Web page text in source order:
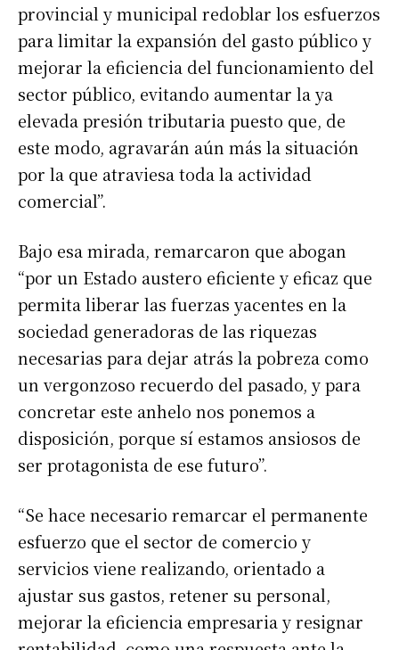
provincial y municipal redoblar los esfuerzos
para limitar la expansión del gasto público y
mejorar la eficiencia del funcionamiento del
sector público, evitando aumentar la ya
elevada presión tributaria puesto que, de
este modo, agravarán aún más la situación
por la que atraviesa toda la actividad
comercial”.
Bajo esa mirada, remarcaron que abogan
“por un Estado austero eficiente y eficaz que
permita liberar las fuerzas yacentes en la
sociedad generadoras de las riquezas
necesarias para dejar atrás la pobreza como
un vergonzoso recuerdo del pasado, y para
concretar este anhelo nos ponemos a
disposición, porque sí estamos ansiosos de
ser protagonista de ese futuro”.
“Se hace necesario remarcar el permanente
esfuerzo que el sector de comercio y
servicios viene realizando, orientado a
ajustar sus gastos, retener su personal,
mejorar la eficiencia empresaria y resignar